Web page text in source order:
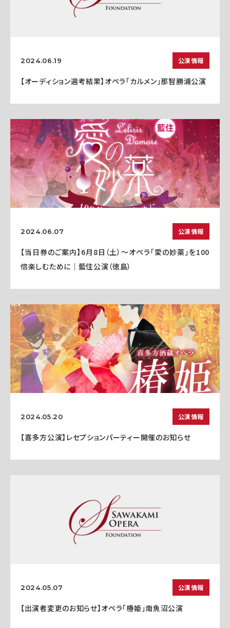
2024.06.19 公演情報
【オーディション選考結果】オペラ「カルメン」那智勝浦公演
2024.06.07 公演情報
【当日券のご案内】6月8日（土）～オペラ「愛の妙薬」を100
倍楽しむために｜藍住公演（徳島）
2024.05.20 公演情報
【喜多方公演】レセプションパーティー開催のお知らせ
2024.05.07 公演情報
【出演者変更のお知らせ】オペラ「椿姫」南魚沼公演